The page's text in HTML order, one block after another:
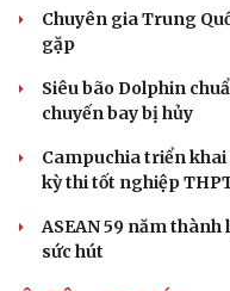
Chuyên gia Trung
gặp
Siêu bão Dolphin
chuyến bay bị hủy
Campuchia triển
kỳ thi tốt nghiệp
ASEAN 59 năm
sức hút